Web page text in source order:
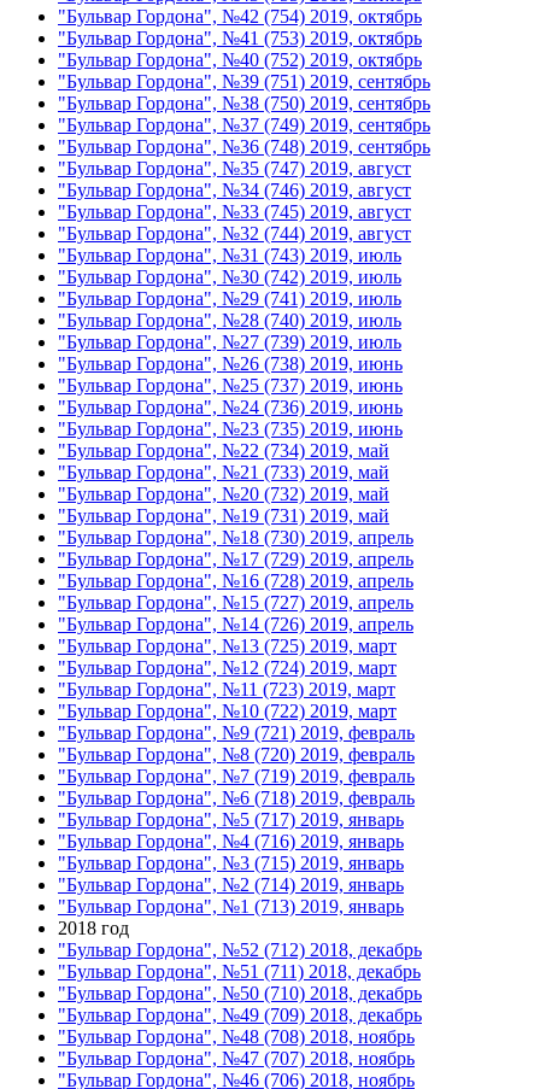
"Бульвар Гордона", №42 (754) 2019, октябрь
"Бульвар Гордона", №41 (753) 2019, октябрь
"Бульвар Гордона", №40 (752) 2019, октябрь
"Бульвар Гордона", №39 (751) 2019, сентябрь
"Бульвар Гордона", №38 (750) 2019, сентябрь
"Бульвар Гордона", №37 (749) 2019, сентябрь
"Бульвар Гордона", №36 (748) 2019, сентябрь
"Бульвар Гордона", №35 (747) 2019, август
"Бульвар Гордона", №34 (746) 2019, август
"Бульвар Гордона", №33 (745) 2019, август
"Бульвар Гордона", №32 (744) 2019, август
"Бульвар Гордона", №31 (743) 2019, июль
"Бульвар Гордона", №30 (742) 2019, июль
"Бульвар Гордона", №29 (741) 2019, июль
"Бульвар Гордона", №28 (740) 2019, июль
"Бульвар Гордона", №27 (739) 2019, июль
"Бульвар Гордона", №26 (738) 2019, июнь
"Бульвар Гордона", №25 (737) 2019, июнь
"Бульвар Гордона", №24 (736) 2019, июнь
"Бульвар Гордона", №23 (735) 2019, июнь
"Бульвар Гордона", №22 (734) 2019, май
"Бульвар Гордона", №21 (733) 2019, май
"Бульвар Гордона", №20 (732) 2019, май
"Бульвар Гордона", №19 (731) 2019, май
"Бульвар Гордона", №18 (730) 2019, апрель
"Бульвар Гордона", №17 (729) 2019, апрель
"Бульвар Гордона", №16 (728) 2019, апрель
"Бульвар Гордона", №15 (727) 2019, апрель
"Бульвар Гордона", №14 (726) 2019, апрель
"Бульвар Гордона", №13 (725) 2019, март
"Бульвар Гордона", №12 (724) 2019, март
"Бульвар Гордона", №11 (723) 2019, март
"Бульвар Гордона", №10 (722) 2019, март
"Бульвар Гордона", №9 (721) 2019, февраль
"Бульвар Гордона", №8 (720) 2019, февраль
"Бульвар Гордона", №7 (719) 2019, февраль
"Бульвар Гордона", №6 (718) 2019, февраль
"Бульвар Гордона", №5 (717) 2019, январь
"Бульвар Гордона", №4 (716) 2019, январь
"Бульвар Гордона", №3 (715) 2019, январь
"Бульвар Гордона", №2 (714) 2019, январь
"Бульвар Гордона", №1 (713) 2019, январь
2018 год
"Бульвар Гордона", №52 (712) 2018, декабрь
"Бульвар Гордона", №51 (711) 2018, декабрь
"Бульвар Гордона", №50 (710) 2018, декабрь
"Бульвар Гордона", №49 (709) 2018, декабрь
"Бульвар Гордона", №48 (708) 2018, ноябрь
"Бульвар Гордона", №47 (707) 2018, ноябрь
"Бульвар Гордона", №46 (706) 2018, ноябрь